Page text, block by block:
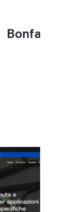
Bonfante